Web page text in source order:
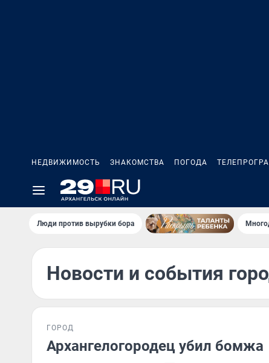
НЕДВИЖИМОСТЬ ЗНАКОМСТВА ПОГОДА
Люди против вырубки бора
Новости и события
ГОРОД
Архангелогородец убил бомжа